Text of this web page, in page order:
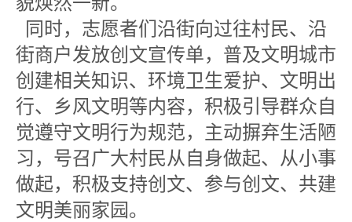
同时，志愿者们沿街向过往村民、沿
街商户发放创文宣传单，普及文明城市
创建相关知识、环境卫生爱护、文明出
行、乡风文明等内容，积极引导群众自
觉遵守文明行为规范，主动摒弃生活陋
习，号召广大村民从自身做起、从小事
做起，积极支持创文、参与创文、共建
文明美丽家园。